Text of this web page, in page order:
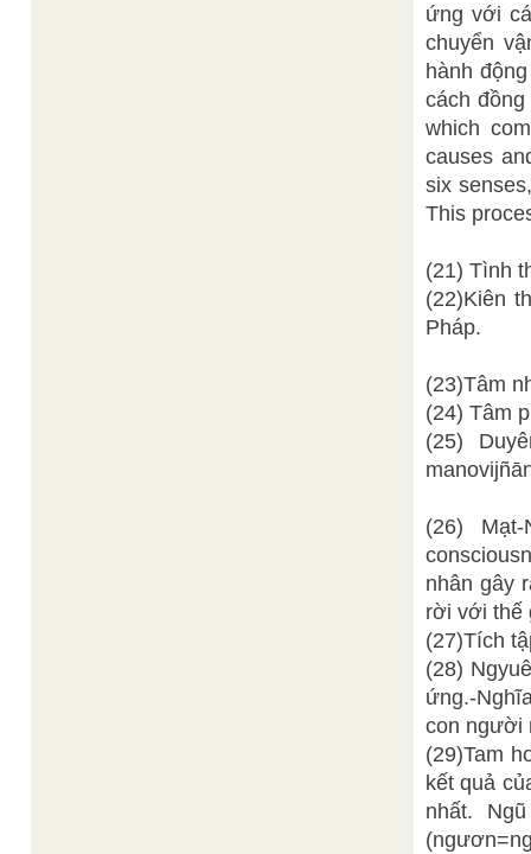
ứng với
chuyển
hành
cách
which
causes
six
This
(21) Tình
(22)Kiên
Pháp.
(23)Tâm
(24) Tâm
(25)
(26)
nhân gây
rời với thế
(27)Tích
(28)
ứng.-
con người
(29)Tam
kết quả
nhất.